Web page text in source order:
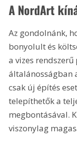
A NordArt
Az gondolnánk,
bonyolult és
a vizes
általánosságban
csak új építés
telepíthetők a
megbontásával.
viszonylag